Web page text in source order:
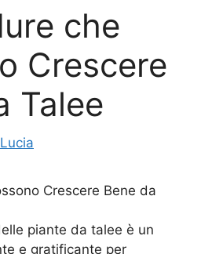
che
Crescere
Talee
Lucia
Crescere Bene da
piante da talee è un
e gratificante per